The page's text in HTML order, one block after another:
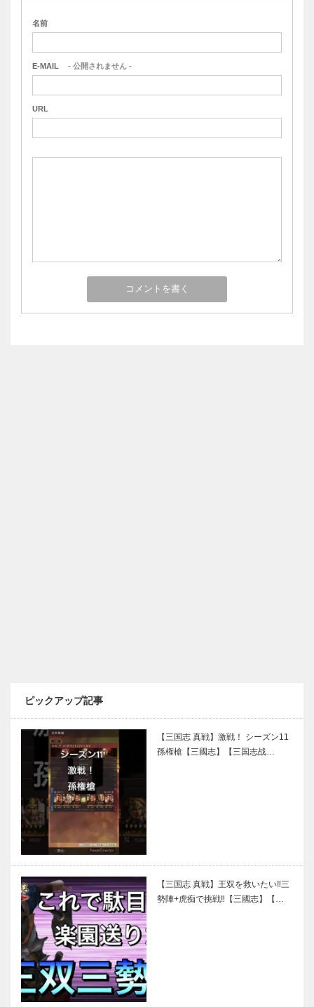
名前
E-MAIL - 公開されません -
URL
ピックアップ記事
【三国志 真戦】激戦！ シーズン11
孫権槍【三國志】【三国志战…
【三国志 真戦】王双を救いたい‼三
勢陣+虎痴で挑戦‼【三國志】【…